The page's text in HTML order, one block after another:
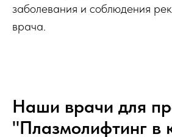
заболевания и соблюдения
врача.
Наши врачи для
"Плазмолифтинг в